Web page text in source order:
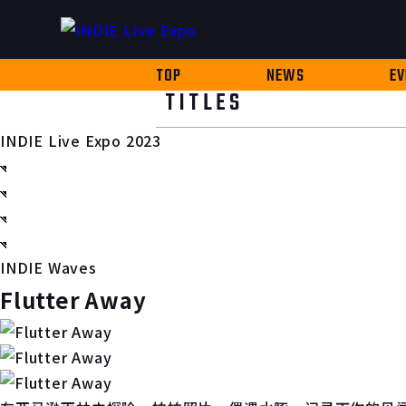
TOP NEWS
TITLES
INDIE Live Expo 2023
INDIE Waves
Flutter Away